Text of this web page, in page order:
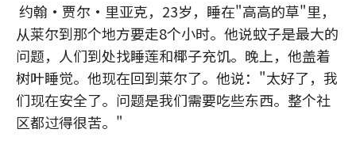
约翰·贾尔·里亚克，23岁，睡在"高高的草"里，
从莱尔到那个地方要走8个小时。他说蚊子是最大的
问题，人们到处找睡莲和椰子充饥。晚上，他盖着
树叶睡觉。他现在回到莱尔了。他说："太好了，我
们现在安全了。问题是我们需要吃些东西。整个社
区都过得很苦。"